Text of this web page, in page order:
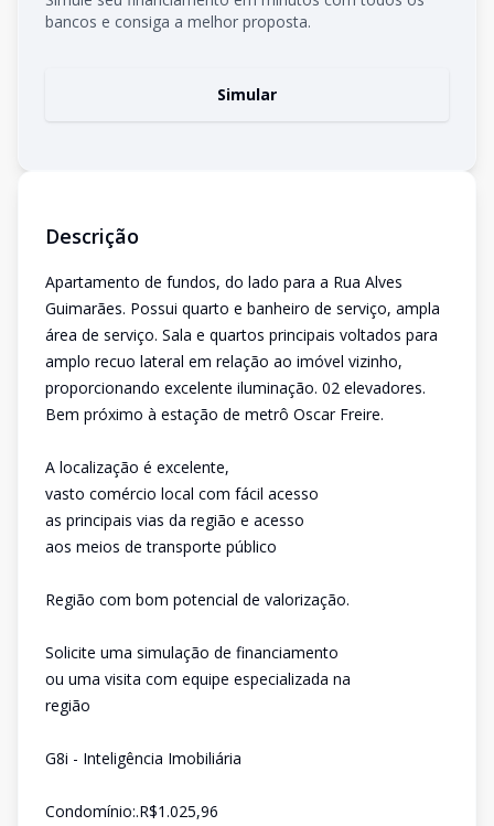
bancos e consiga a melhor proposta.
Simular
Descrição
Apartamento de fundos, do lado para a Rua Alves
Guimarães. Possui quarto e banheiro de serviço, ampla
área de serviço. Sala e quartos principais voltados para
amplo recuo lateral em relação ao imóvel vizinho,
proporcionando excelente iluminação. 02 elevadores.
Bem próximo à estação de metrô Oscar Freire.
A localização é excelente,
vasto comércio local com fácil acesso
as principais vias da região e acesso
aos meios de transporte público
Região com bom potencial de valorização.
Solicite uma simulação de financiamento
ou uma visita com equipe especializada na
região
G8i - Inteligência Imobiliária
Condomínio:.R$1.025,96